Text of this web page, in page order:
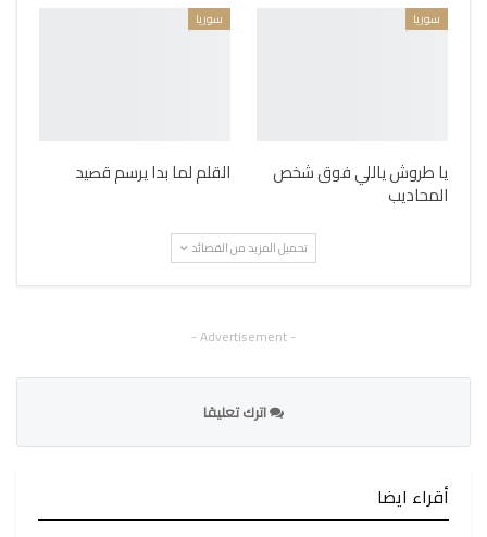
سوريا
يا طروش ياللي فوق شخص
المحاديب
سوريا
القلم لما بدا يرسم قصيد
تحميل المزيد من القصائد
- Advertisement -
اترك تعليقا
أقراء ايضا